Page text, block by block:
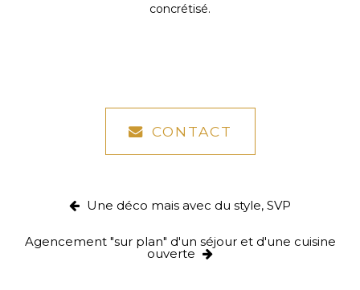
concrétisé.
CONTACT
Une déco mais avec du style, SVP
Agencement "sur plan" d'un séjour et d'une cuisine
ouverte